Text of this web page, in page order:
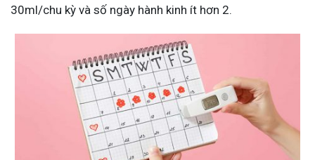
30ml/chu kỳ và số ngày hành kinh ít hơn 2.